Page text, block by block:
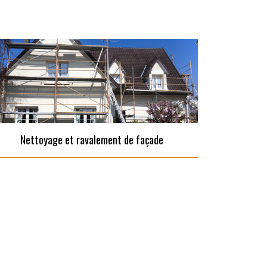
Nettoyage et ravalement de façade